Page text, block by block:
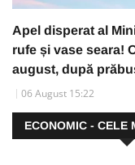
Apel disperat al
rufe și vase seara!
august, după
06 August 15:22
ECONOMIC - CELE